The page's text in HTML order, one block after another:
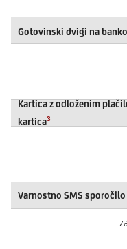
Gotovinski dvigi na
Kartica z odloženim
kartica3
Varnostno SMS sporočilo